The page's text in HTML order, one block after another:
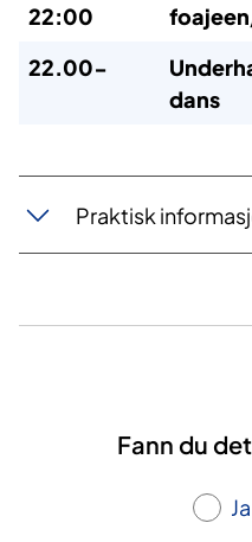
22:00
22.00-
dans
Praktisk
Fann du
Ja